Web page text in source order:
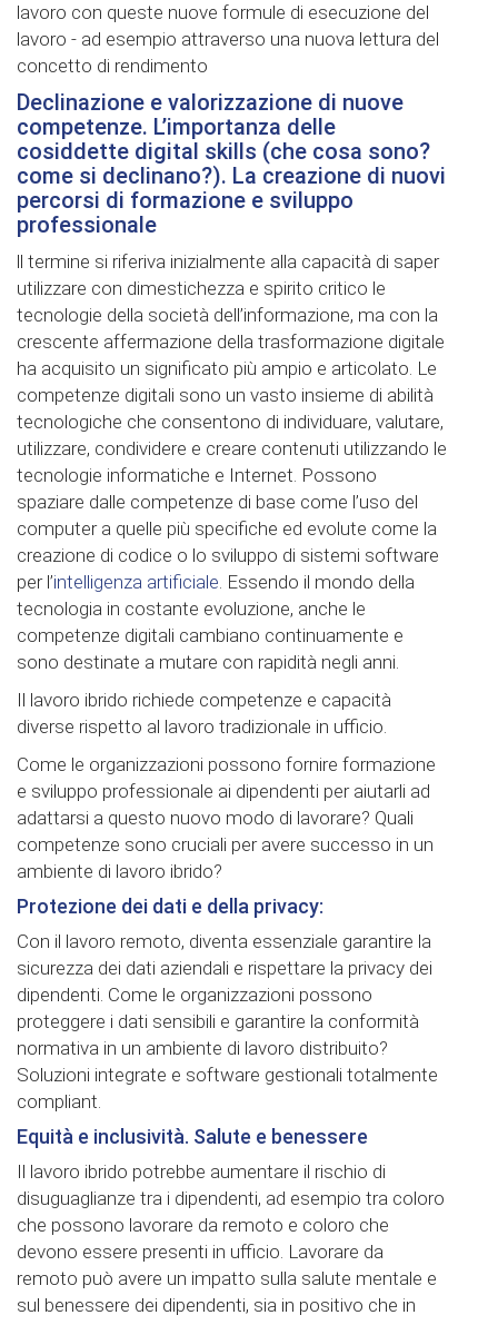
lavoro con queste nuove formule di esecuzione del
lavoro - ad esempio attraverso una nuova lettura del
concetto di rendimento
Declinazione e valorizzazione di nuove
competenze. L’importanza delle
cosiddette digital skills (che cosa sono?
come si declinano?). La creazione di nuovi
percorsi di formazione e sviluppo
professionale
ll termine si riferiva inizialmente alla capacità di saper
utilizzare con dimestichezza e spirito critico le
tecnologie della società dell’informazione, ma con la
crescente affermazione della trasformazione digitale
ha acquisito un significato più ampio e articolato. Le
competenze digitali sono un vasto insieme di abilità
tecnologiche che consentono di individuare, valutare,
utilizzare, condividere e creare contenuti utilizzando le
tecnologie informatiche e Internet. Possono
spaziare dalle competenze di base come l’uso del
computer a quelle più specifiche ed evolute come la
creazione di codice o lo sviluppo di sistemi software
per l’intelligenza artificiale. Essendo il mondo della
tecnologia in costante evoluzione, anche le
competenze digitali cambiano continuamente e
sono destinate a mutare con rapidità negli anni.
Il lavoro ibrido richiede competenze e capacità
diverse rispetto al lavoro tradizionale in ufficio.
Come le organizzazioni possono fornire formazione
e sviluppo professionale ai dipendenti per aiutarli ad
adattarsi a questo nuovo modo di lavorare? Quali
competenze sono cruciali per avere successo in un
ambiente di lavoro ibrido?
Protezione dei dati e della privacy:
Con il lavoro remoto, diventa essenziale garantire la
sicurezza dei dati aziendali e rispettare la privacy dei
dipendenti. Come le organizzazioni possono
proteggere i dati sensibili e garantire la conformità
normativa in un ambiente di lavoro distribuito?
Soluzioni integrate e software gestionali totalmente
compliant.
Equità e inclusività. Salute e benessere
Il lavoro ibrido potrebbe aumentare il rischio di
disuguaglianze tra i dipendenti, ad esempio tra coloro
che possono lavorare da remoto e coloro che
devono essere presenti in ufficio. Lavorare da
remoto può avere un impatto sulla salute mentale e
sul benessere dei dipendenti, sia in positivo che in